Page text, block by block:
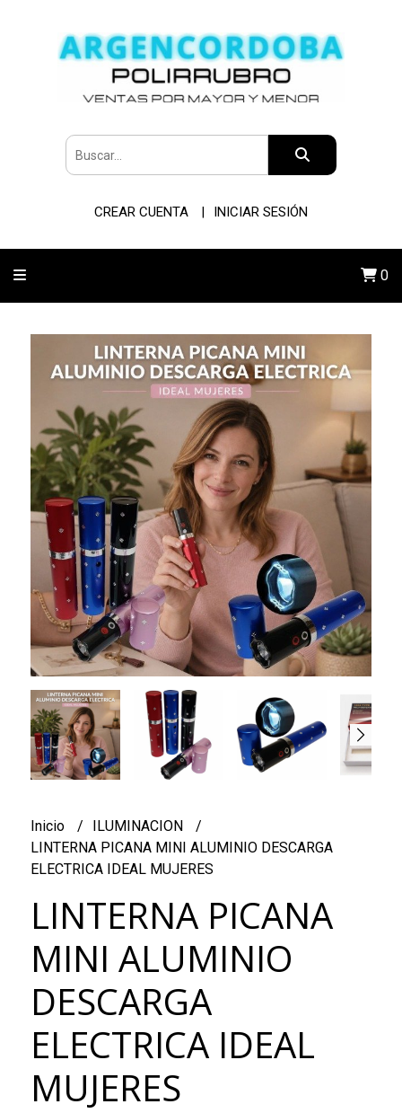
CREAR CUENTA INICIAR SESIÓN
0
Inicio
ILUMINACION
LINTERNA PICANA MINI ALUMINIO DESCARGA
ELECTRICA IDEAL MUJERES
LINTERNA PICANA
MINI ALUMINIO
DESCARGA
ELECTRICA IDEAL
MUJERES